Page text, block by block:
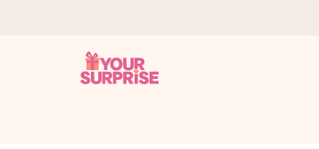
jij kunt geven op precies het juiste moment,